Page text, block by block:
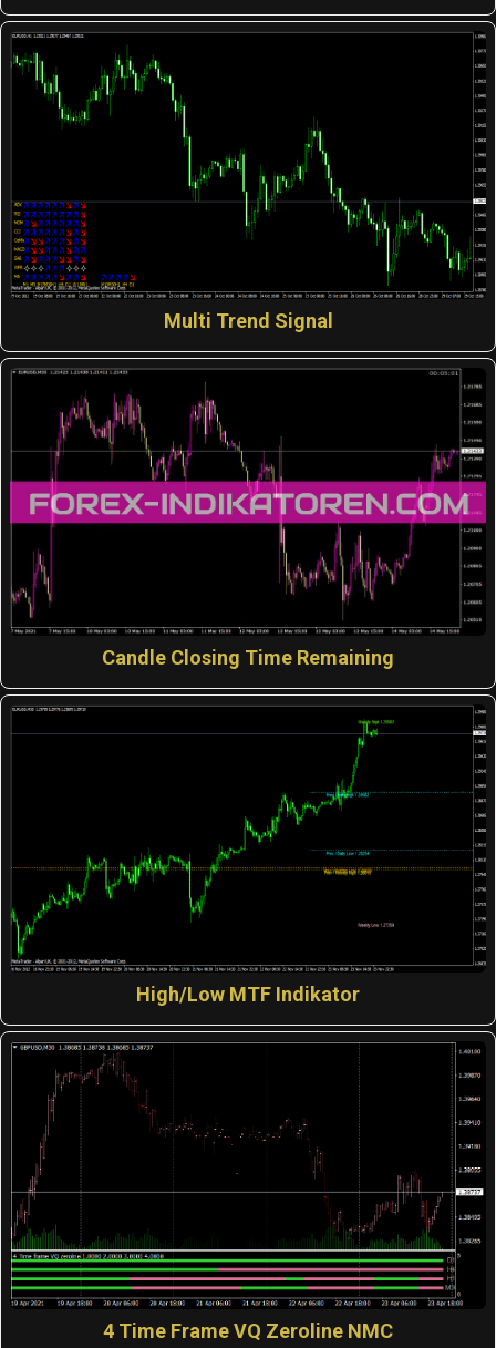
Multi Trend Signal
Candle Closing Time Remaining
High/Low MTF Indikator
4 Time Frame VQ Zeroline NMC